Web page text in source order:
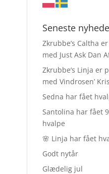
Seneste
Zkrubbe’s Caltha
med Just Ask Dan
Zkrubbe’s Linja er
med Vindrosen’
Sedna har fået
Santolina har fået
hvalpe
🌸 Linja har fået
Godt nytår
Glædelig jul